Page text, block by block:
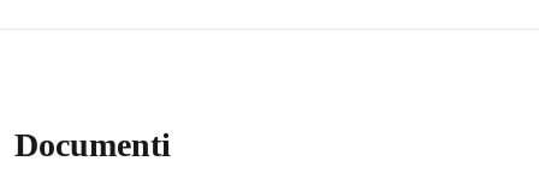
Documenti